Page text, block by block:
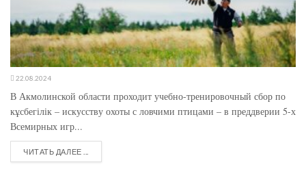
22.08.2024
В Акмолинской области проходит учебно-тренировочный сбор по
кұсбегілік – искусству охоты с ловчими птицами – в преддверии 5-х
Всемирных игр...
ЧИТАТЬ ДАЛЕЕ ...